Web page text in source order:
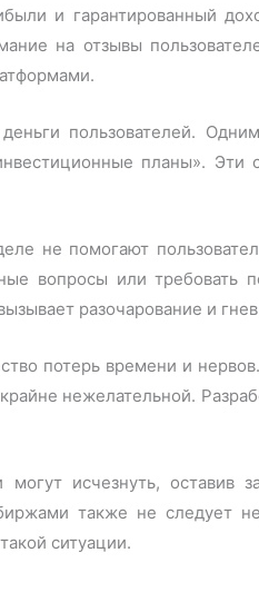
и гарантированный
на отзывы
пользователей.
планы». Эти
не помогают
вопросы или требовать
разочарование и
потерь времени и
нежелательной.
исчезнуть, оставив
также не следует
ситуации.